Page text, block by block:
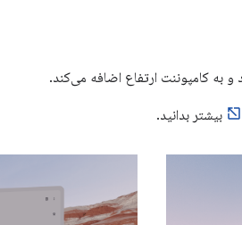
​​بیشتر بدانید.